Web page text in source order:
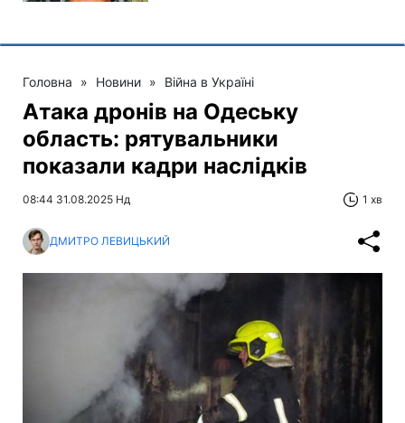
Головна » Новини » Війна в Україні
Атака дронів на Одеську
область: рятувальники
показали кадри наслідків
08:44 31.08.2025 Нд 1 хв
ДМИТРО ЛЕВИЦЬКИЙ